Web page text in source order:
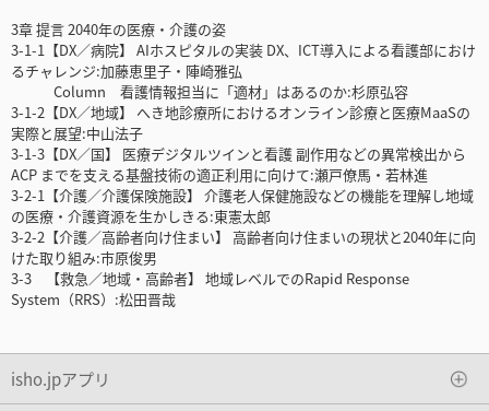
3章 提言 2040年の医療・介護の姿
3-1-1【DX／病院】 AIホスピタルの実装 DX、ICT導入による看護部におけ
るチャレンジ:加藤恵里子・陣崎雅弘
Column 看護情報担当に「適材」はあるのか:杉原弘容
3-1-2【DX／地域】 へき地診療所におけるオンライン診療と医療MaaSの
実際と展望:中山法子
3-1-3【DX／国】 医療デジタルツインと看護 副作用などの異常検出から
ACP までを支える基盤技術の適正利用に向けて:瀬戸僚馬・若林進
3-2-1【介護／介護保険施設】 介護老人保健施設などの機能を理解し地域
の医療・介護資源を生かしきる:東憲太郎
3-2-2【介護／高齢者向け住まい】 高齢者向け住まいの現状と2040年に向
けた取り組み:市原俊男
3-3 【救急／地域・高齢者】 地域レベルでのRapid Response
System（RRS）:松田晋哉
isho.jpアプリ